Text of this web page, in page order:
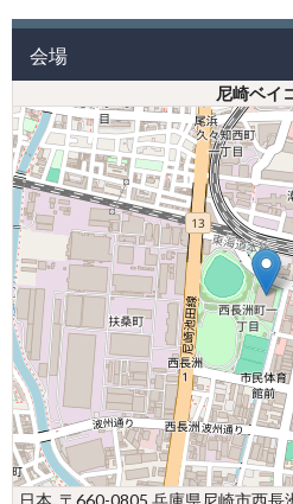
会場
尼崎ベイ
日本, 〒660-0805 兵庫県尼崎市西